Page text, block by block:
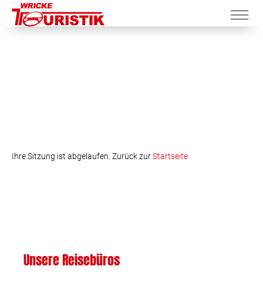
Ihre Sitzung ist abgelaufen. Zurück zurStartseite
Unsere Reisebüros